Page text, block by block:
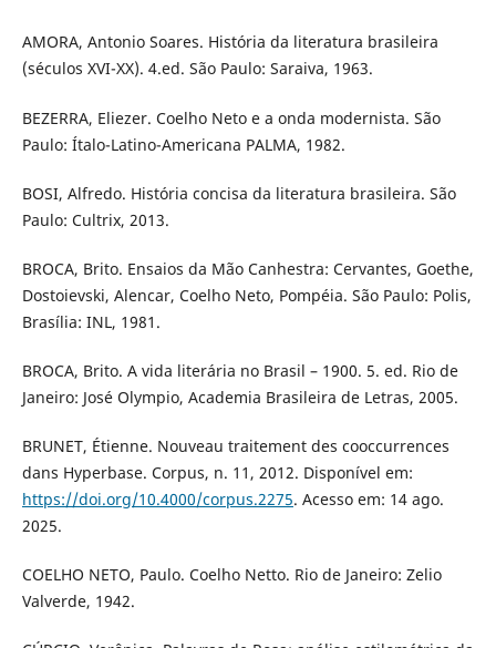
AMORA, Antonio Soares. História da literatura brasileira
(séculos XVI-XX). 4.ed. São Paulo: Saraiva, 1963.
BEZERRA, Eliezer. Coelho Neto e a onda modernista. São
Paulo: Ítalo-Latino-Americana PALMA, 1982.
BOSI, Alfredo. História concisa da literatura brasileira. São
Paulo: Cultrix, 2013.
BROCA, Brito. Ensaios da Mão Canhestra: Cervantes, Goethe,
Dostoievski, Alencar, Coelho Neto, Pompéia. São Paulo: Polis,
Brasília: INL, 1981.
BROCA, Brito. A vida literária no Brasil – 1900. 5. ed. Rio de
Janeiro: José Olympio, Academia Brasileira de Letras, 2005.
BRUNET, Étienne. Nouveau traitement des cooccurrences
dans Hyperbase. Corpus, n. 11, 2012. Disponível em:
https://doi.org/10.4000/corpus.2275. Acesso em: 14 ago.
2025.
COELHO NETO, Paulo. Coelho Netto. Rio de Janeiro: Zelio
Valverde, 1942.